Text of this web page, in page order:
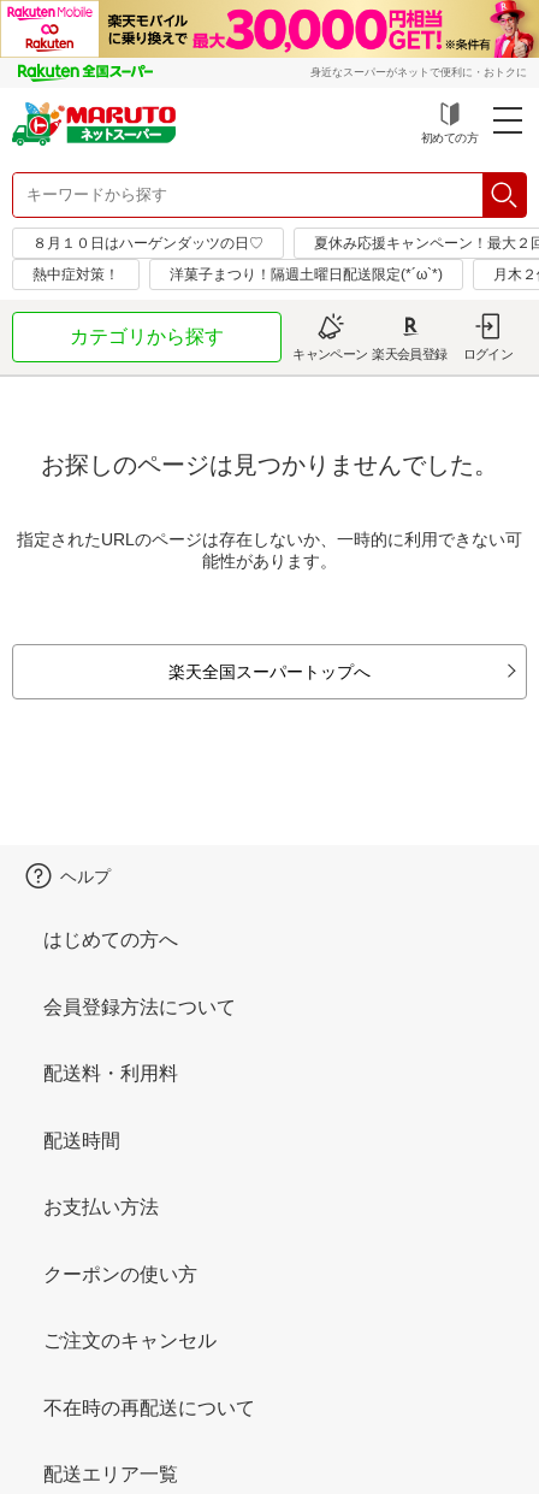
身近なスーパーがネットで便利に・おトクに
初めての方
８月１０日はハーゲンダッツの日♡
夏休み応援キャンペーン！最大２
熱中症対策！
洋菓子まつり！隔週土曜日配送限定(*´ω`*) 月木
カテゴリから探す
キャンペーン 楽天会員登録 ログイン
お探しのページは見つかりませんでした。
指定されたURLのページは存在しないか、一時的に利用できない可
能性があります。
楽天全国スーパートップへ
ヘルプ
はじめての方へ
会員登録方法について
配送料・利用料
配送時間
お支払い方法
クーポンの使い方
ご注文のキャンセル
不在時の再配送について
配送エリア一覧